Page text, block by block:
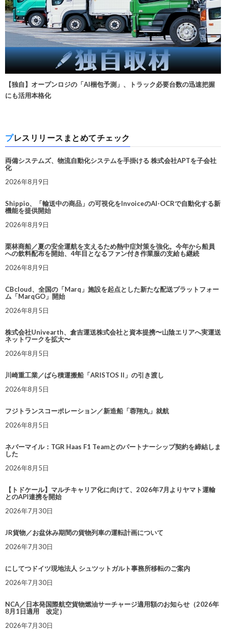
【独自】オープンロジの「AI梱包予測」、トラック必要台数の迅速把握
にも活用本格化
プレスリリースまとめてチェック
両備システムズ、物流自動化システムを手掛ける 株式会社APTを子会社
化
2026年8月9日
Shippio、「輸送中の商品」の可視化をInvoiceのAI-OCRで自動化する新
機能を提供開始
2026年8月9日
栗林商船／夏の安全運航を支えるため熱中症対策を強化。今年から船員
への飲料配布を開始、4年目となるファン付き作業服の支給も継続
2026年8月9日
CBcloud、全国の「Marq」施設を起点とした新たな配送プラットフォー
ム「MarqGO」開始
2026年8月5日
株式会社Univearth、倉吉運送株式会社と資本提携〜山陰エリアへ実運送
ネットワークを拡大〜
2026年8月5日
川崎重工業／ばら積運搬船「ARISTOS II」の引き渡し
2026年8月5日
フジトランスコーポレーション／新造船「蓉翔丸」就航
2026年8月5日
ネバーマイル：TGR Haas F1 Teamとのパートナーシップ契約を締結しま
した
2026年8月5日
【トドケール】マルチキャリア化に向けて、2026年7月よりヤマト運輸
とのAPI連携を開始
2026年7月30日
JR貨物／お盆休み期間の貨物列車の運転計画について
2026年7月30日
にしてつドイツ現地法人 シュツットガルト事務所移転のご案内
2026年7月30日
NCA／日本発国際航空貨物燃油サーチャージ適用額のお知らせ（2026年
8月1日適用 改定）
2026年7月30日